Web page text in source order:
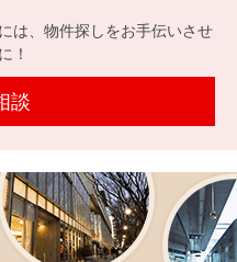
は、物件探しをお手伝いさせ
！
談